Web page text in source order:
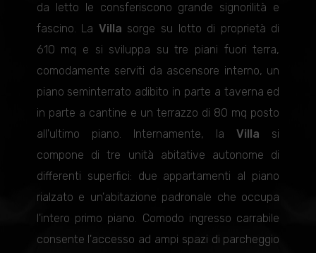
da letto le consferiscono grande signorilità e
fascino. La Villa sorge su lotto di proprietà di
610 mq e si sviluppa su tre piani fuori terra,
comodamente serviti da ascensore interno, un
piano seminterrato adibito in parte a taverna ed
in parte a cantine e un terrazzo di 80 mq posto
all'ultimo piano. Internamente, laVilla si
compone di tre unità abitative autonome di
differenti superfici: due appartamenti al piano
rialzato e un'abitazione padronale che occupa
l'intero primo piano. Comodo ingresso carrabile
consente l'accesso ad ampi spazi di parcheggio